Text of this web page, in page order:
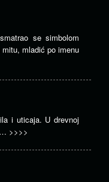
se simbolom
mladić po imenu
i uticaja. U drevnoj
>>>>